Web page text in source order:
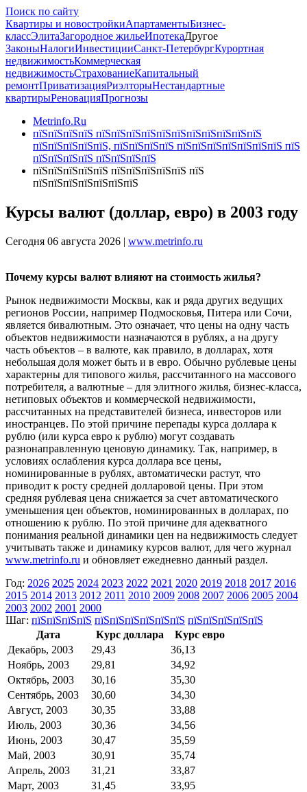
Поиск по сайту
Квартиры и новостройкиАпартаментыБизнес-
классЭлитаЗагородное жильеИпотекаДругое
ЗаконыНалогиИнвестицииСанкт-ПетербургКурортная
недвижимостьКоммерческая
недвижимостьСтрахованиеКапитальный
ремонтПриватизацияРиэлторыНестандартные
квартирыРеновацияПрогнозы
Metrinfo.Ru
пїЅпїЅпїЅпїЅ пїЅпїЅпїЅпїЅпїЅпїЅпїЅпїЅпїЅпїЅпїЅ
пїЅпїЅпїЅпїЅпїЅ, пїЅпїЅпїЅпїЅ пїЅпїЅпїЅпїЅпїЅпїЅпїЅ пїЅ
пїЅпїЅпїЅпїЅ пїЅпїЅпїЅпїЅ
пїЅпїЅпїЅпїЅпїЅ пїЅпїЅпїЅпїЅпїЅ пїЅ
пїЅпїЅпїЅпїЅпїЅпїЅпїЅ
Курсы валют (доллар, евро) в 2003 году
Сегодня 06 августа 2026 | www.metrinfo.ru
Почему курсы валют влияют на стоимость жилья?
Рынок недвижимости Москвы, как и ряда других ведущих
регионов России, например Подмосковья, Питера или Сочи,
является бивалютным. Это означает, что цены на одну часть
объектов недвижимости назначаются в рублях, а на другу
часть объектов – в валюте, как правило, в долларах, хотя
небольшая доля может быть и в евро. Обычно рублевые цены
характерны для типового жилья, рассчитанного на массового
потребителя, а валютные – для элитного жилья, бизнес-класса,
нетиповых объектов и коммерческой недвижимости,
рассчитанных на представителей бизнеса, инвесторов или
иностранцев. По этой причине перепады курса доллара к
рублю (или курса евро к рублю) могут создавать
разнонаправленную ценовую динамику. Так, например, в
условиях ослабления курса доллара все цены,
номинированные в рублях, автоматически растут, что
приводит к росту средней долларовой цены. При этом
средняя рублевая цена снижается за счет автоматического
уменьшения цен объектов, номинированных в долларах, по
отношению к рублю. По этой причине для адекватного
понимания реальной динамики цен на недвижимость следует
учитывать также и динамику курсов валют, для чего журнал
www.metrinfo.ru и обновляет ежедневно данный раздел.
Год: 2026 2025 2024 2023 2022 2021 2020 2019 2018 2017 2016
2015 2014 2013 2012 2011 2010 2009 2008 2007 2006 2005 2004
2003 2002 2001 2000
Шаг: пїЅпїЅпїЅпїЅ пїЅпїЅпїЅпїЅпїЅпїЅ пїЅпїЅпїЅпїЅпїЅ
Дата
Курс доллара
Курс евро
Декабрь, 2003
29,43
36,13
Ноябрь, 2003
29,81
34,92
Октябрь, 2003
30,16
35,30
Сентябрь, 2003
30,60
34,30
Август, 2003
30,35
33,88
Июль, 2003
30,36
34,56
Июнь, 2003
30,47
35,59
Май, 2003
30,91
35,74
Апрель, 2003
31,21
33,87
Март, 2003
31,45
33,95